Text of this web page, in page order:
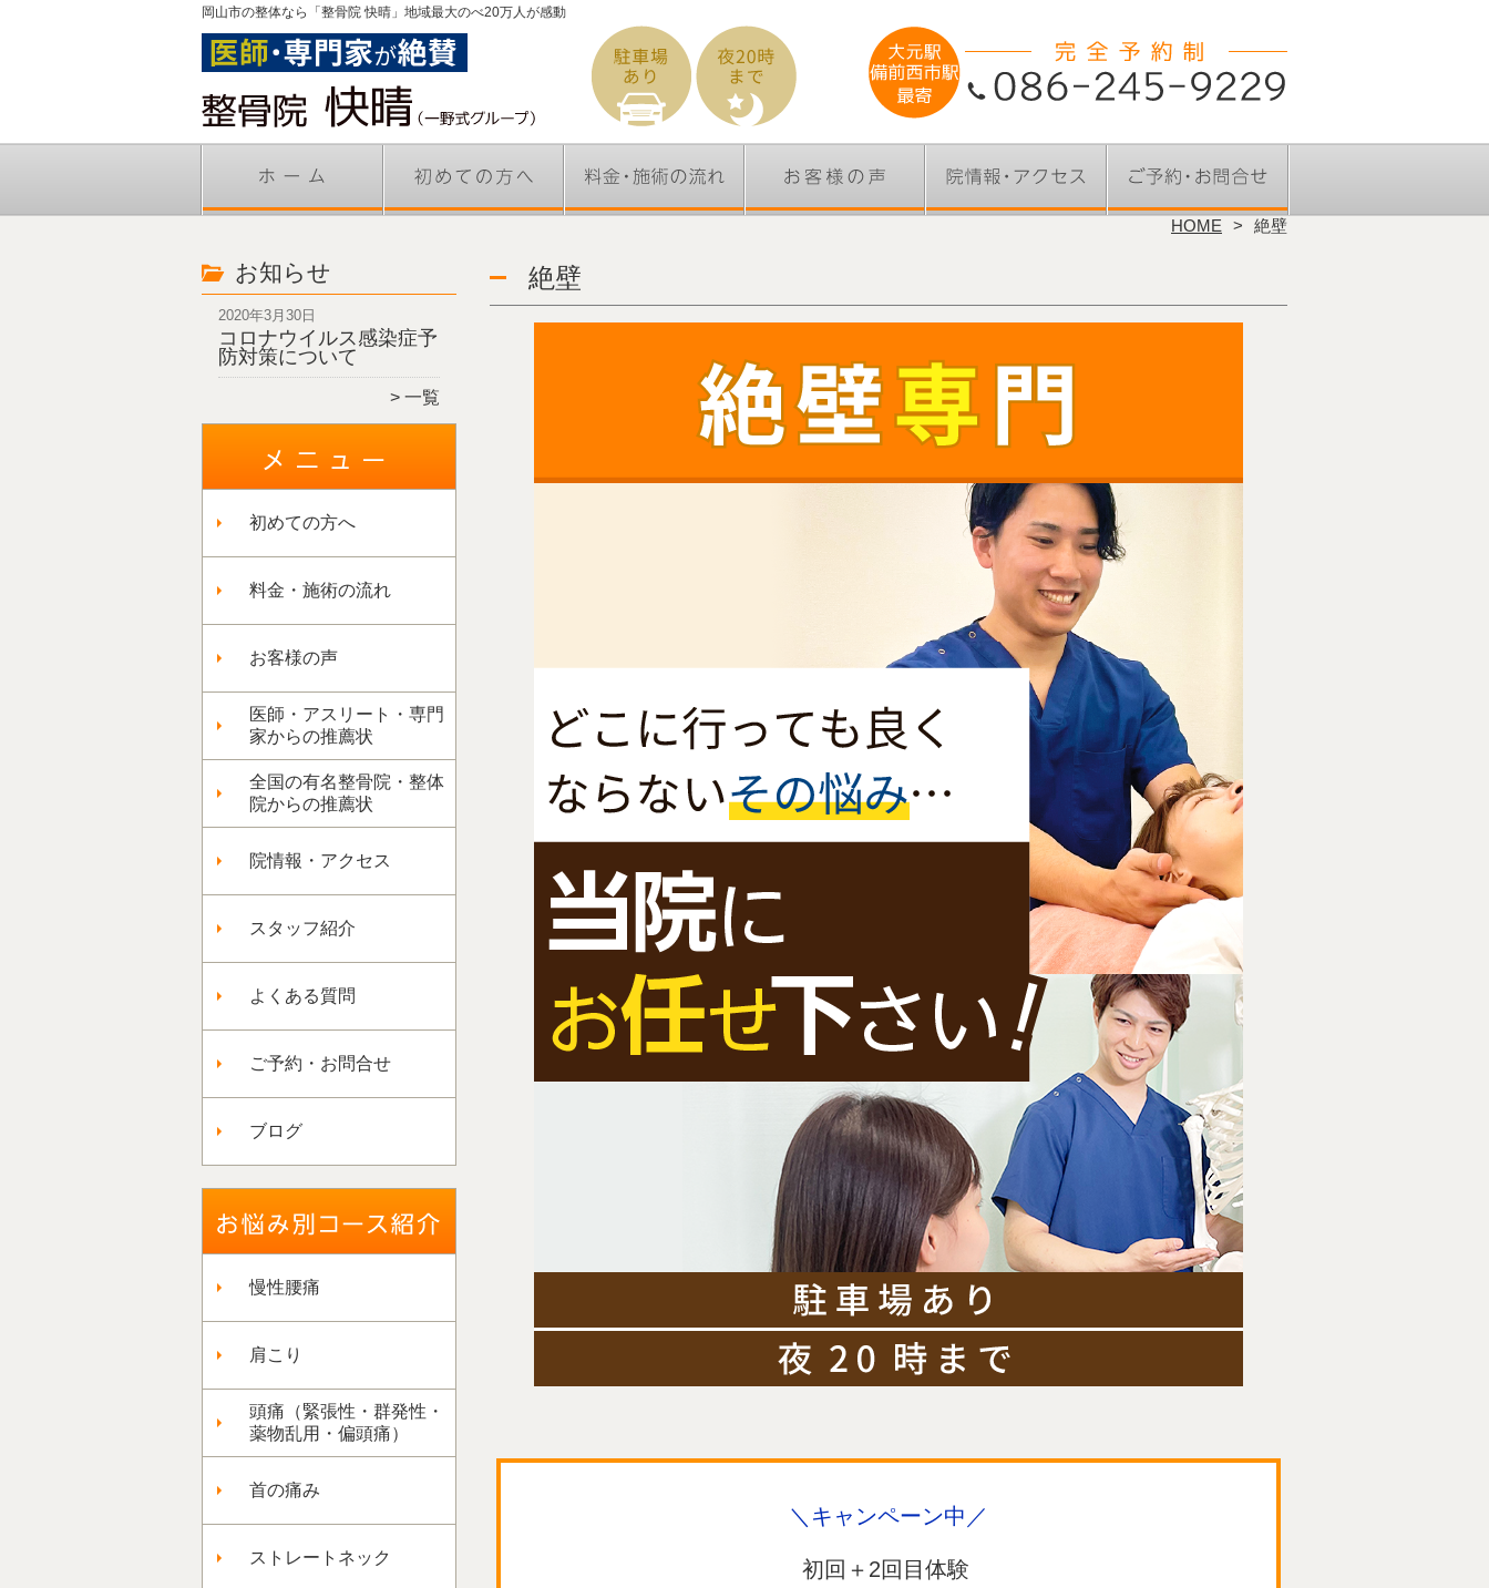
岡山市の整体なら「整骨院 快晴」地域最大のべ20万人が感動
HOME 絶壁
お知らせ
2020年3月30日
コロナウイルス感染症予
防対策について
一覧
初めての方へ
料金・施術の流れ
お客様の声
医師・アスリート・専門
家からの推薦状
全国の有名整骨院・整体
院からの推薦状
院情報・アクセス
スタッフ紹介
よくある質問
ご予約・お問合せ
ブログ
慢性腰痛
肩こり
頭痛（緊張性・群発性・
薬物乱用・偏頭痛）
首の痛み
ストレートネック
絶壁
＼キャンペーン中／
初回＋2回目体験